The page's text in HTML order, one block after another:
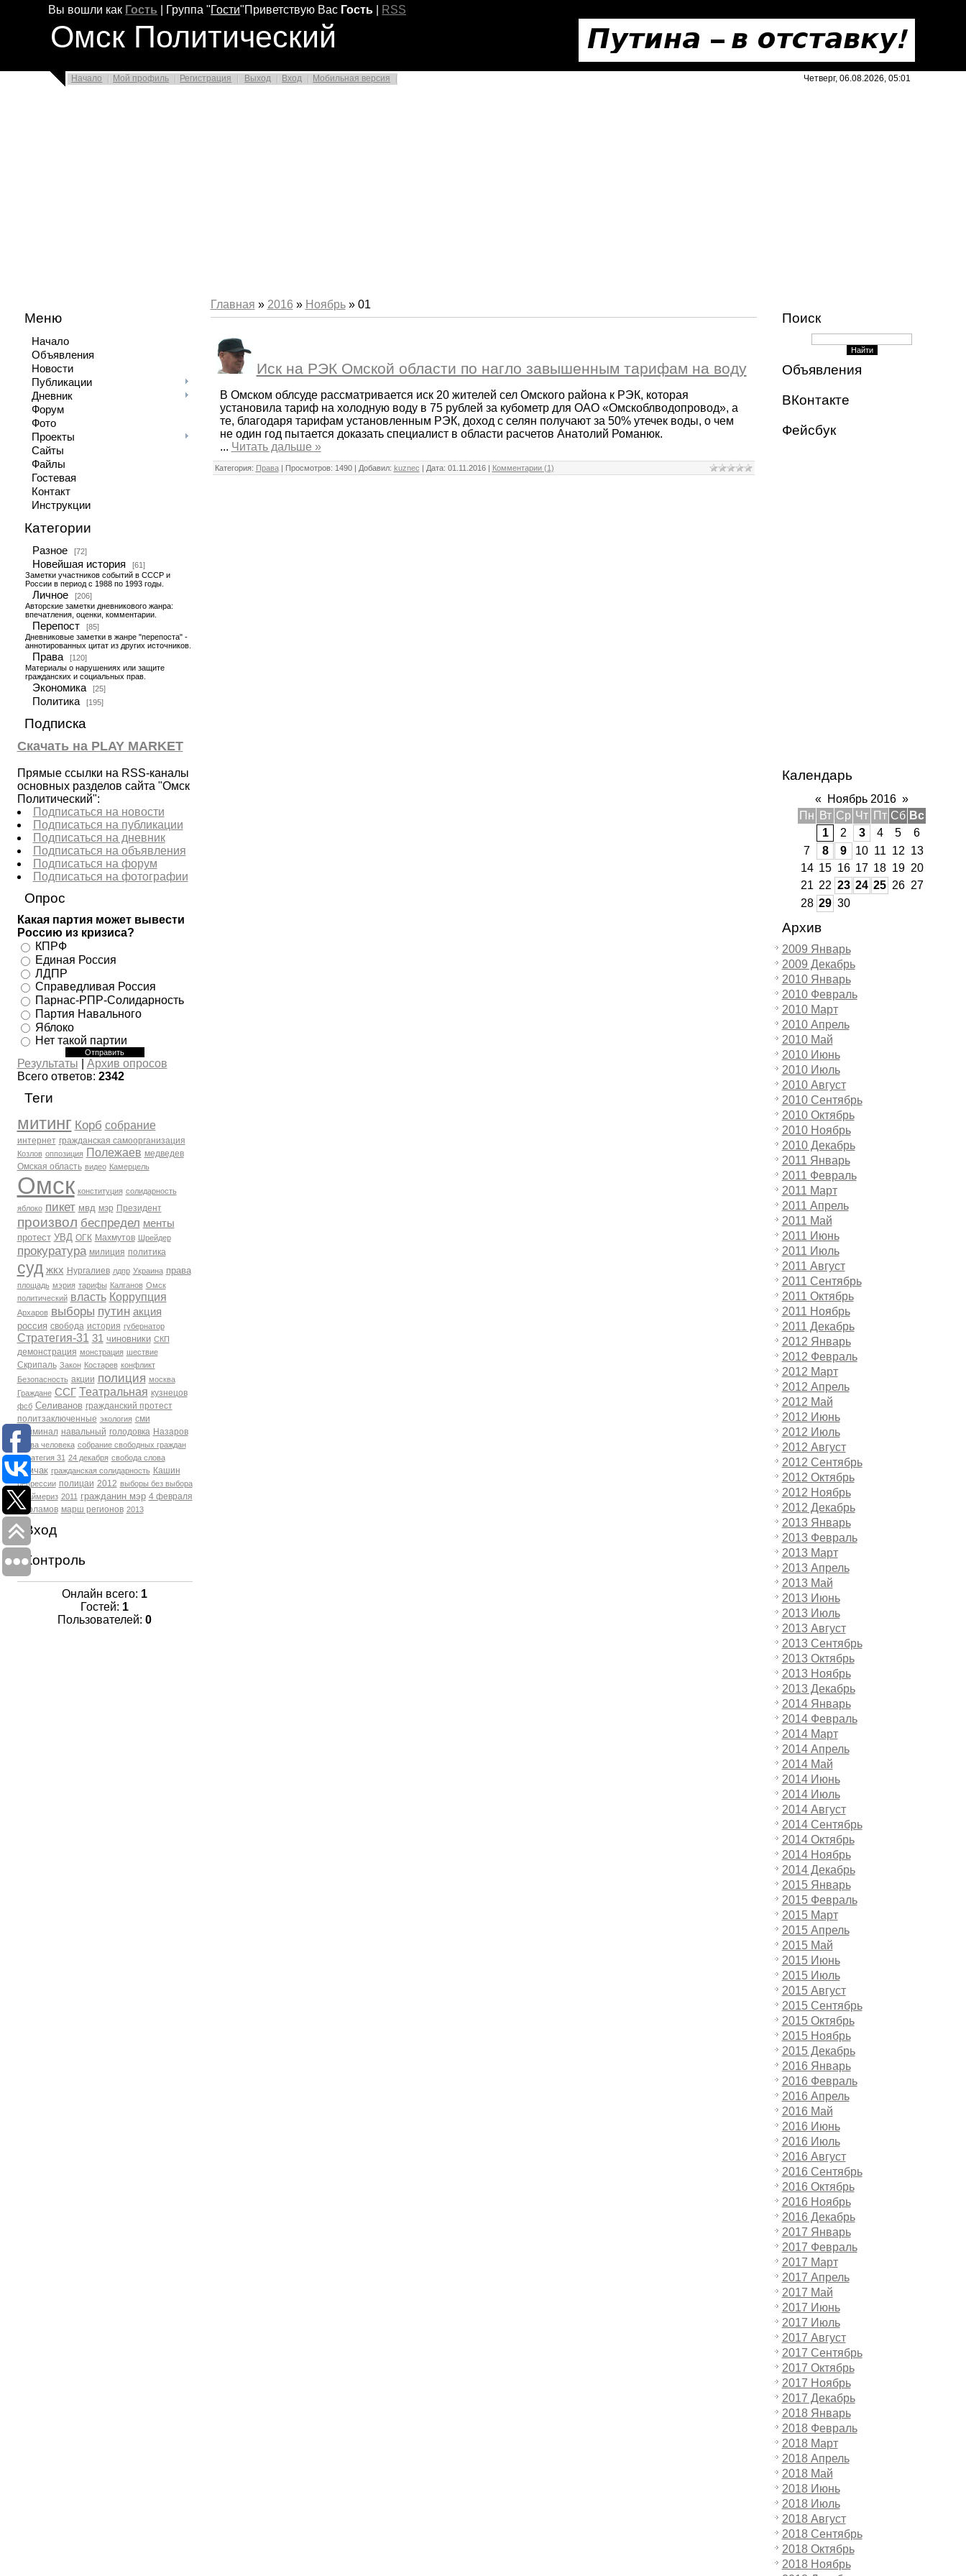
Вы вошли как Гость Группа "Гости"Приветствую Вас Гость RSS
Омск Политический
Начало Мой профиль Регистрация Выход Вход Мобильная версия Четверг, 06.08.2026, 05:01
Меню
Начало
Объявления
Новости
Публикации
Дневник
Форум
Фото
Проекты
Сайты
Файлы
Гостевая
Контакт
Инструкции
Категории
Разное [72]
Новейшая история
[61]
Заметки участников событий в СССР и
России в период с 1988 по 1993 годы.
Личное
[206]
Авторские заметки дневникового жанра:
впечатления, оценки, комментарии.
Перепост
[85]
Дневниковые заметки в жанре "перепоста" -
аннотированных цитат из других источников.
Права
[120]
Материалы о нарушениях или защите
гражданских и социальных прав.
Экономика [25]
Политика [195]
Подписка
Скачать на PLAY MARKET
Прямые ссылки на RSS-каналы
основных разделов сайта "Омск
Политический":
Подписаться на новости
Подписаться на публикации
Подписаться на дневник
Подписаться на объявления
Подписаться на форум
Подписаться на фотографии
Опрос
Какая партия может вывести
Россию из кризиса?
КПРФ
Единая Россия
ЛДПР
Справедливая Россия
Парнас-РПР-Солидарность
Партия Навального
Яблоко
Нет такой партии
Результаты
Архив опросов
Всего ответов: 2342
Теги
митинг Корб собрание
интернет гражданская самоорганизация
Козлов оппозиция Полежаев медведев
Омская область видео Камерцель
Омск конституция солидарность
яблоко пикет мвд мэр Президент
произвол беспредел менты
протест УВД ОГК Махмутов Шрейдер
прокуратура милиция политика
суд жкх Нургалиев лдпр Украина права
площадь мэрия тарифы Калганов Омск
политический власть Коррупция
Архаров выборы путин акция
россия свобода история губернатор
Стратегия-31 31 чиновники СКП
демонстрация монстрация шествие
Скрипаль Закон Костарев конфликт
Безопасность акции полиция москва
Граждане ССГ Театральная кузнецов
фсб Селиванов гражданский протест
политзаключенные экология сми
Криминал навальный голодовка Назаров
права человека собрание свободных граждан
Стратегия 31 24 декабря свобода слова
Томчак гражданская солидарность Кашин
репрессии полицаи 2012 выборы без выбора
Праймериз 2011 гражданин мэр 4 февраля
Варламов марш регионов 2013
Вход
Контроль
Онлайн всего: 1
Гостей: 1
Пользователей: 0
Главная » 2016 » Ноябрь » 01
Иск на РЭК Омской области по нагло завышенным тарифам на воду
В Омском облсуде рассматривается иск 20 жителей сел Омского района к РЭК, которая
установила тариф на холодную воду в 75 рублей за кубометр для ОАО «Омскоблводопровод», а
те, благодаря тарифам установленным РЭК, доход с селян получают за 50% утечек воды, о чем
не один год пытается доказать специалист в области расчетов Анатолий Романюк.
... Читать дальше »
Категория: Права| Просмотров: 1490 | Добавил: kuznec | Дата: 01.11.2016| Комментарии (1)
Поиск
Объявления
ВКонтакте
Фейсбук
Календарь
« Ноябрь 2016 »
Пн
Вт Ср Чт Пт Сб Вс
1
2 3 4 5
6
7
8 9 10 11 12 13
14 15 16 17 18 19 20
21 22 23 24 25 26 27
28 29 30
Архив
2009 Январь
2009 Декабрь
2010 Январь
2010 Февраль
2010 Март
2010 Апрель
2010 Май
2010 Июнь
2010 Июль
2010 Август
2010 Сентябрь
2010 Октябрь
2010 Ноябрь
2010 Декабрь
2011 Январь
2011 Февраль
2011 Март
2011 Апрель
2011 Май
2011 Июнь
2011 Июль
2011 Август
2011 Сентябрь
2011 Октябрь
2011 Ноябрь
2011 Декабрь
2012 Январь
2012 Февраль
2012 Март
2012 Апрель
2012 Май
2012 Июнь
2012 Июль
2012 Август
2012 Сентябрь
2012 Октябрь
2012 Ноябрь
2012 Декабрь
2013 Январь
2013 Февраль
2013 Март
2013 Апрель
2013 Май
2013 Июнь
2013 Июль
2013 Август
2013 Сентябрь
2013 Октябрь
2013 Ноябрь
2013 Декабрь
2014 Январь
2014 Февраль
2014 Март
2014 Апрель
2014 Май
2014 Июнь
2014 Июль
2014 Август
2014 Сентябрь
2014 Октябрь
2014 Ноябрь
2014 Декабрь
2015 Январь
2015 Февраль
2015 Март
2015 Апрель
2015 Май
2015 Июнь
2015 Июль
2015 Август
2015 Сентябрь
2015 Октябрь
2015 Ноябрь
2015 Декабрь
2016 Январь
2016 Февраль
2016 Апрель
2016 Май
2016 Июнь
2016 Июль
2016 Август
2016 Сентябрь
2016 Октябрь
2016 Ноябрь
2016 Декабрь
2017 Январь
2017 Февраль
2017 Март
2017 Апрель
2017 Май
2017 Июнь
2017 Июль
2017 Август
2017 Сентябрь
2017 Октябрь
2017 Ноябрь
2017 Декабрь
2018 Январь
2018 Февраль
2018 Март
2018 Апрель
2018 Май
2018 Июнь
2018 Июль
2018 Август
2018 Сентябрь
2018 Октябрь
2018 Ноябрь